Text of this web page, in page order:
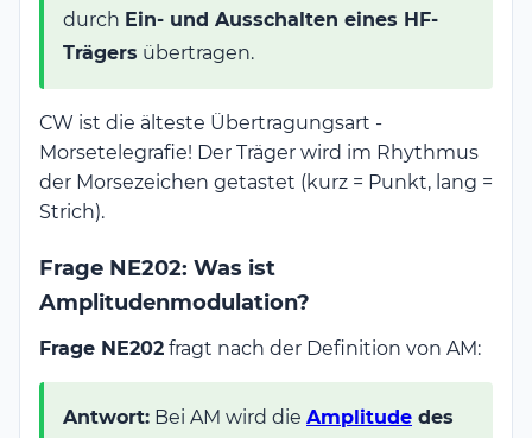
durch Ein- und Ausschalten eines HF-
Trägers übertragen.
CW ist die älteste Übertragungsart -
Morsetelegrafie! Der Träger wird im Rhythmus
der Morsezeichen getastet (kurz = Punkt, lang =
Strich).
Frage NE202: Was ist
Amplitudenmodulation?
Frage NE202 fragt nach der Definition von AM:
Antwort: Bei AM wird die Amplitude des